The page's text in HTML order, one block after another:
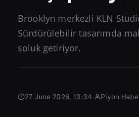
Brooklyn merkezli KLN
Sürdürülebilir tasarımda
soluk getiriyor.
27 June 2026, 13:34 Piyon